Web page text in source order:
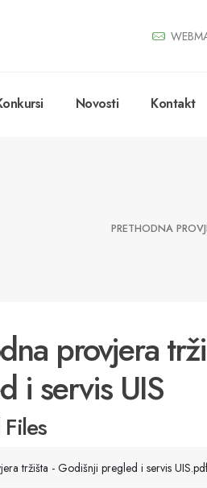
Novosti Kontakt
PRETHODNA
provjera
i servis UIS
tržišta - Godišnji pregled i servis